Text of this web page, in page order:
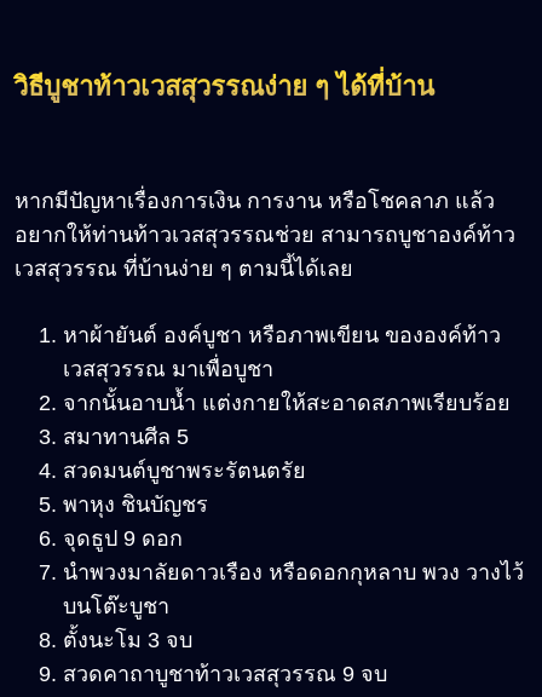
วิธีบูชาท้าวเวสสุวรรณง่าย ๆ ได้ที่บ้าน
หากมีปัญหาเรื่องการเงิน การงาน หรือโชคลาภ แล้ว
อยากให้ท่านท้าวเวสสุวรรณช่วย สามารถบูชาองค์ท้าว
เวสสุวรรณ ที่บ้านง่าย ๆ ตามนี้ได้เลย
หาผ้ายันต์ องค์บูชา หรือภาพเขียน ขององค์ท้าว
เวสสุวรรณ มาเพื่อบูชา
จากนั้นอาบน้ำ แต่งกายให้สะอาดสภาพเรียบร้อย
สมาทานศีล 5
สวดมนต์บูชาพระรัตนตรัย
พาหุง ชินบัญชร
จุดธูป 9 ดอก
นำพวงมาลัยดาวเรือง หรือดอกกุหลาบ พวง วางไว้
บนโต๊ะบูชา
ตั้งนะโม 3 จบ
สวดคาถาบูชาท้าวเวสสุวรรณ 9 จบ